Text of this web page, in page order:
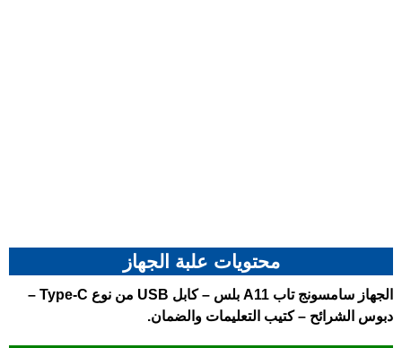
محتويات علبة الجهاز
الجهاز سامسونج تاب A11 بلس
– كابل USB من نوع Type-C –
دبوس الشرائح – كتيب التعليمات والضمان.